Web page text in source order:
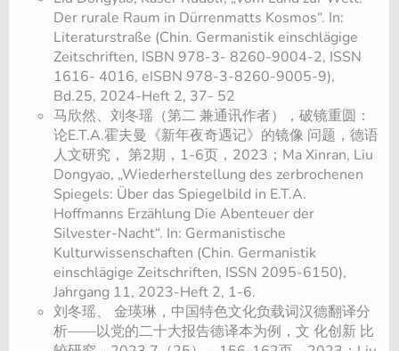
Der rurale Raum in Dürrenmatts Kosmos“. In:
Literaturstraße (Chin. Germanistik einschlägige
Zeitschriften, ISBN 978-3- 8260-9004-2, ISSN
1616- 4016, eISBN 978-3-8260-9005-9),
Bd.25, 2024-Heft 2, 37- 52
马欣然、刘冬瑶（第二 兼通讯作者），破镜重圆：
论E.T.A.霍夫曼《新年夜奇遇记》的镜像 问题，德语
人文研究， 第2期，1-6页，2023；Ma Xinran, Liu
Dongyao, „Wiederherstellung des zerbrochenen
Spiegels: Über das Spiegelbild in E.T.A.
Hoffmanns Erzählung Die Abenteuer der
Silvester-Nacht“. In: Germanistische
Kulturwissenschaften (Chin. Germanistik
einschlägige Zeitschriften, ISSN 2095-6150),
Jahrgang 11, 2023-Heft 2, 1-6.
刘冬瑶、 金瑛琳，中国特色文化负载词汉德翻译分
析——以党的二十大报告德译本为例，文 化创新 比